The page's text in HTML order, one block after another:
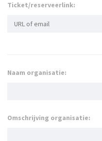
Ticket/reserveerlink:
Naam organisatie:
Omschrijving organisatie: